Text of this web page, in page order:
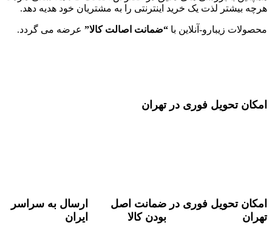
هرچه بیشتر لذت یک خرید اینترنتی را به مشتریان خود هدیه دهد.
محصولات زیبارو-آنلاین با “ضمانت اصالت کالا” عرضه می گردد.
امکان تحویل فوری در تهران
امکان تحویل فوری در
تهران
ضمانت اصل
بودن کالا
ارسال به سراسر
ایران